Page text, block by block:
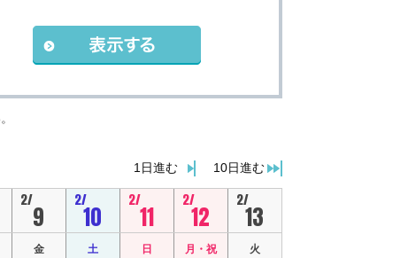
10日進む
1日進む
2/
9
2/
10
2/
11
2/
12
2/
13
金 土 日 月・祝 火